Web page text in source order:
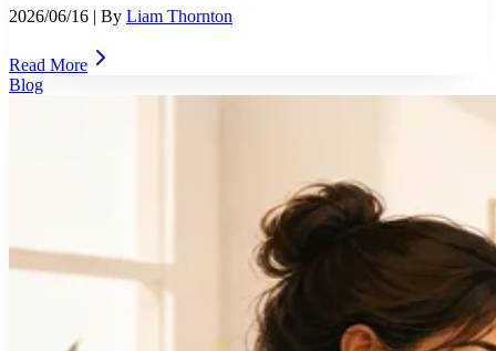
2026/06/16 | By Liam Thornton
Read More
Blog